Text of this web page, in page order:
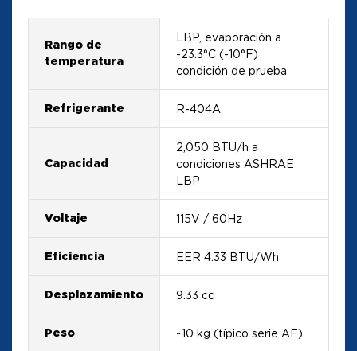
Rango de
temperatura
LBP, evaporación a
-23.3°C (-10°F)
condición de prueba
Refrigerante R-404A
Capacidad
2,050 BTU/h a
condiciones ASHRAE
LBP
Voltaje 115V / 60Hz
Eficiencia EER 4.33 BTU/Wh
Desplazamiento 9.33 cc
Peso ~10 kg (típico serie AE)